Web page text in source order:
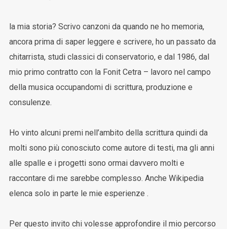
la mia storia? Scrivo canzoni da quando ne ho memoria,
ancora prima di saper leggere e scrivere, ho un passato da
chitarrista, studi classici di conservatorio, e dal 1986, dal
mio primo contratto con la Fonit Cetra – lavoro nel campo
della musica occupandomi di scrittura, produzione e
consulenze.
Ho vinto alcuni premi nell’ambito della scrittura quindi da
molti sono più conosciuto come autore di testi, ma gli anni
alle spalle e i progetti sono ormai davvero molti e
raccontare di me sarebbe complesso. Anche Wikipedia
elenca solo in parte le mie esperienze .
Per questo invito chi volesse approfondire il mio percorso